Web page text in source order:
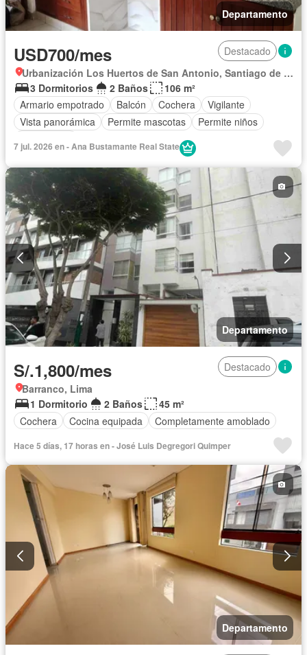
Departamento
USD700/mes
Destacado
Urbanización Los Huertos de San Antonio, Santiago de Surco
3 Dormitorios
2 Baños
106 m²
Armario empotrado
Balcón Cochera
Vigilante
Vista panorámica
Permite mascotas
Permite niños
7 jul. 2026 en - Ana Bustamante Real State
Departamento
S/.1,800/mes
Destacado
Barranco, Lima
1 Dormitorio
2 Baños
45 m²
Cochera
Cocina equipada Completamente amoblado
Hace 5 días, 17 horas en - José Luis Degregori Quimper
Departamento